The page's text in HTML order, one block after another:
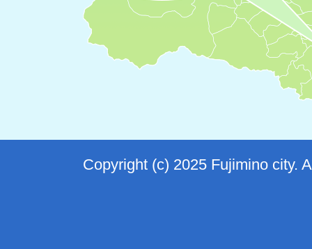
Copyright (c) 2025 Fujimino city.